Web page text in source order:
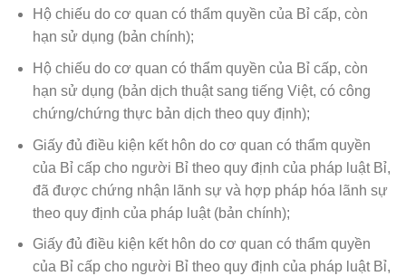
Hộ chiếu do cơ quan có thẩm quyền của Bỉ cấp, còn
hạn sử dụng (bản chính);
Hộ chiếu do cơ quan có thẩm quyền của Bỉ cấp, còn
hạn sử dụng (bản dịch thuật sang tiếng Việt, có công
chứng/chứng thực bản dịch theo quy định);
Giấy đủ điều kiện kết hôn do cơ quan có thẩm quyền
của Bỉ cấp cho người Bỉ theo quy định của pháp luật Bỉ,
đã được chứng nhận lãnh sự và hợp pháp hóa lãnh sự
theo quy định của pháp luật (bản chính);
Giấy đủ điều kiện kết hôn do cơ quan có thẩm quyền
của Bỉ cấp cho người Bỉ theo quy định của pháp luật Bỉ,